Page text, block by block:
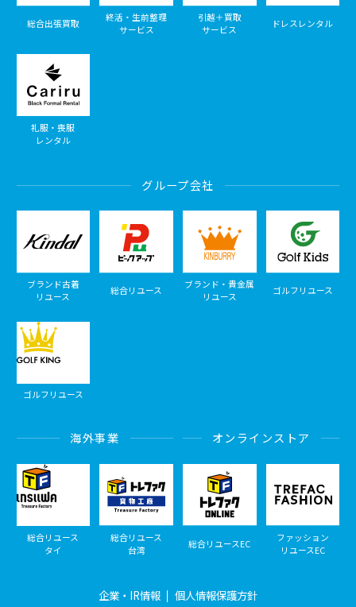
総合出張買取
終活・生前整理
サービス
引越＋買取
サービス
ドレスレンタル
礼服・喪服
レンタル
グループ会社
ブランド古着
リユース
総合リユース
ブランド・貴金属
リユース
ゴルフリユース
ゴルフリユース
海外事業
総合リユース
タイ
総合リユース
台湾
オンラインストア
総合リユースEC
ファッション
リユースEC
企業・IR情報 個人情報保護方針